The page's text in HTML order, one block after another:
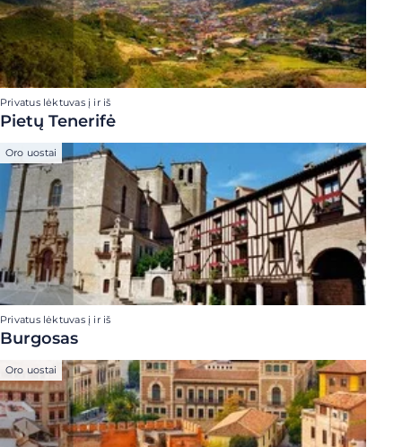
Privatus lėktuvas į ir iš
Pietų Tenerifė
Oro uostai
Privatus lėktuvas į ir iš
Burgosas
Oro uostai